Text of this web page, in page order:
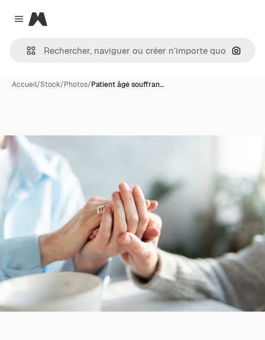
Close menu
Magnific
Accueil/Stock/Photos/Patient âgé souffran…